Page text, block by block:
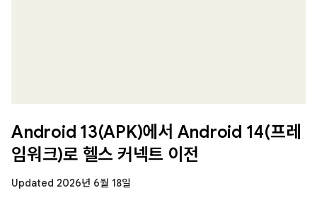
Android 13(APK)에서 Android 14(프레
임워크)로 헬스 커넥트 이전
Updated 2026년 6월 18일